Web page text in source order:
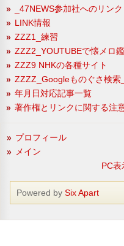
_47NEWS参加社へのリンク
LINK情報
ZZZ1_練習
ZZZ2_YOUTUBEで懐メロ
ZZZ9 NHKの各種サイト
ZZZZ_Googleものぐさ検索
年月日対応記事一覧
著作権とリンクに関する注
プロフィール
メイン
PC表
Powered by Six Apart